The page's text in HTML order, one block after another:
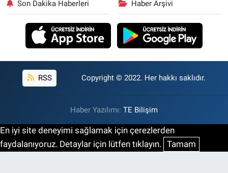
Son Dakika Haberleri Haber Arşivi
RSS Copyright © 2022. Her hakkı saklıdır.
Haber Yazılımı: TE Bilişim
En iyi site deneyimi sağlamak için çerezlerden
faydalanıyoruz. Detaylar için lütfen tıklayın. Tamam